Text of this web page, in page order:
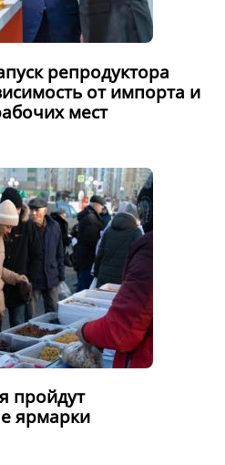
репродуктора
от импорта и
мест
пройдут
ярмарки